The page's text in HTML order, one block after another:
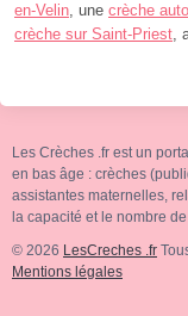
en-Velin, une crèche
crèche sur Saint-Priest,
Les Crèches .fr est un
en bas âge : crèches
assistantes maternelles,
la capacité et le nombre
© 2026 LesCreches .fr
Mentions légales